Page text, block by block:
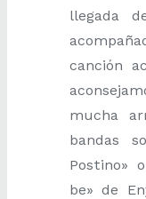
llegada
canción
mucha
bandas
Postino»
be» de